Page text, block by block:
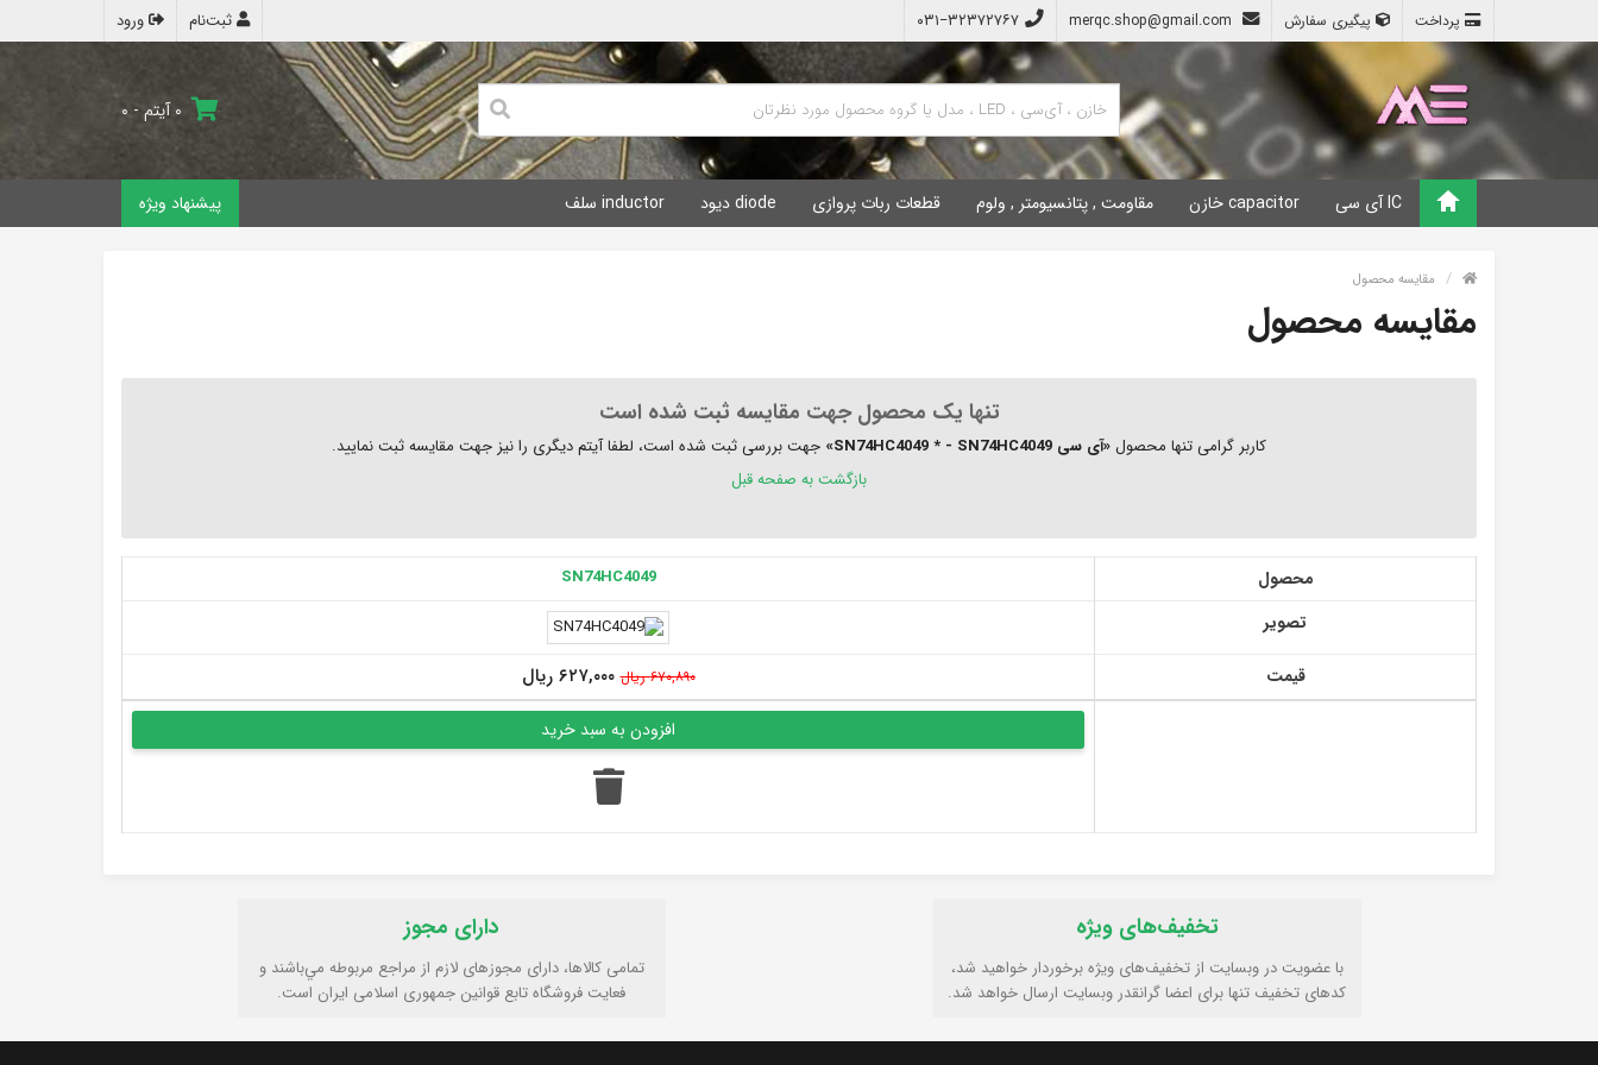
۰۳۱−۳۲۳۷۲۷۶۷ پیگیری سفارش پرداخت ورود ثبت‌نام
۰ آیتم - ۰
IC آی سی capacitor خازن مقاومت , پتانسیومتر , ولوم قطعات ربات پروازی diode دیود inductor سلف پیشنهاد ویژه
مقایسه محصول
مقایسه محصول
تنها یک محصول جهت مقایسه ثبت شده است
کاربر گرامی تنها محصول «آی سی SN74HC4049 * - SN74HC4049»
جهت بررسی ثبت شده است، لطفا آیتم دیگری را نیز جهت مقایسه ثبت نمایید.
بازگشت به صفحه قبل
محصول SN74HC4049
تصویر
قیمت ۶۷۰,۸۹۰ ریال ۶۲۷,۰۰۰ ریال
تخفیف‌های ویژه
با عضویت در وبسایت از تخفیف‌های ویژه برخوردار خواهید شد،
کدهای تخفیف تنها برای اعضا گرانقدر وبسایت ارسال خواهد شد.
دارای مجوز
تمامی كالاها، دارای مجوزهای لازم از مراجع مربوطه مي‌باشند و
فعایت فروشگاه تابع قوانين جمهوری اسلامی ايران است.